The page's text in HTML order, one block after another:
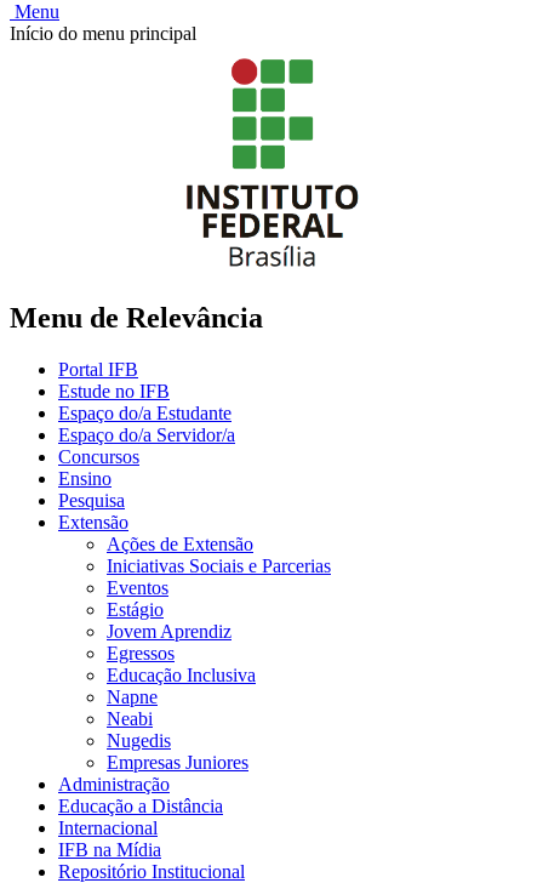
Menu
Início do menu principal
Menu de Relevância
Portal IFB
Estude no IFB
Espaço do/a Estudante
Espaço do/a Servidor/a
Concursos
Ensino
Pesquisa
Extensão
Ações de Extensão
Iniciativas Sociais e Parcerias
Eventos
Estágio
Jovem Aprendiz
Egressos
Educação Inclusiva
Napne
Neabi
Nugedis
Empresas Juniores
Administração
Educação a Distância
Internacional
IFB na Mídia
Repositório Institucional